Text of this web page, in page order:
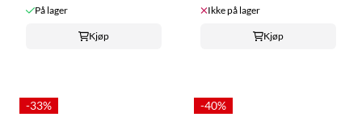
På lager
Kjøp
Ikke på lager
Kjøp
-33% -40%